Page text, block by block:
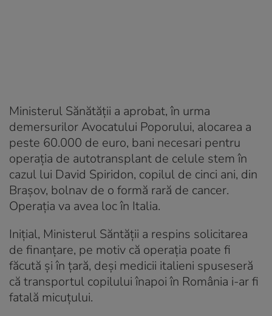
Ministerul Sănătății a aprobat, în urma
demersurilor Avocatului Poporului, alocarea a
peste 60.000 de euro, bani necesari pentru
operaţia de autotransplant de celule stem în
cazul lui David Spiridon, copilul de cinci ani, din
Brașov, bolnav de o formă rară de cancer.
Operația va avea loc în Italia.
Iniţial, Ministerul Săntăţii a respins solicitarea
de finanţare, pe motiv că operaţia poate fi
făcută şi în ţară, deşi medicii italieni spuseseră
că transportul copilului înapoi în România i-ar fi
fatală micuţului.